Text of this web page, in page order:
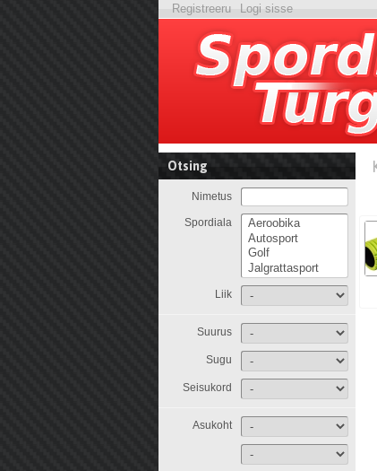
Registreeru Logi sisse
Otsing
Nimetus
Spordiala
Liik
Suurus
Sugu
Seisukord
Asukoht